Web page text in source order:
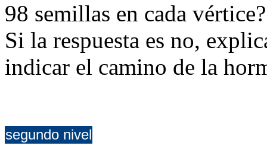
98 semillas en cada vértice?
Si la respuesta es no,
indicar el camino de la
segundo nivel